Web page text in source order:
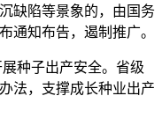
陷等景象的，由国务
通知布告，遏制推广。
种子出产安全。省级
法，支撑成长种业出产